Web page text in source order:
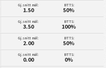
Gj.snitt mål:
1.50
BTTS:
50%
Gj.snitt mål:
3.50
BTTS:
100%
Gj.snitt mål:
2.00
BTTS:
50%
Gj.snitt mål:
0.00
BTTS:
0%